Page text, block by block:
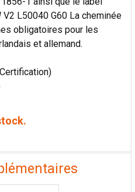
L50040 G60 La cheminée
obligatoires pour les
et allemand.